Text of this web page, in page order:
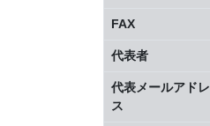
FAX
代表者
代表メールアドレ
ス